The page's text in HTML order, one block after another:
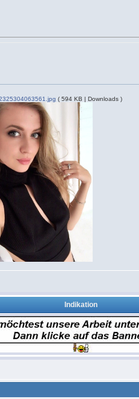
( 594 KB | Downloads )
Indikation